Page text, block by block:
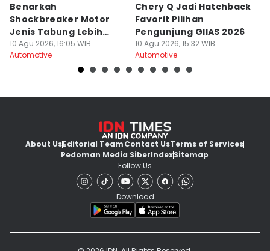
Benarkah
Shockbreaker Motor
Jenis Tabung Lebih
Nyaman?
10 Agu 2026, 16:05 WIB
Automotive
Chery Q Jadi Hatchback
Favorit Pilihan
Pengunjung GIIAS 2026
10 Agu 2026, 15:32 WIB
Automotive
About UsEditorial TeamContact UsTerms of Services
Pedoman Media SiberIndexSitemap
Follow Us
Download